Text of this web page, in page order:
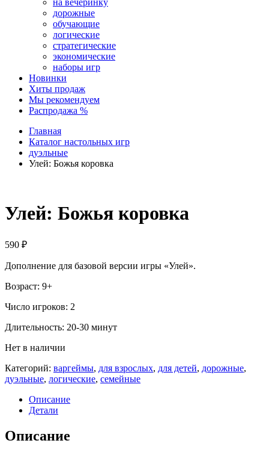
на вечеринку
дорожные
обучающие
логические
стратегические
экономические
наборы игр
Новинки
Хиты продаж
Мы рекомендуем
Распродажа %
Главная
Каталог настольных игр
дуэльные
Улей: Божья коровка
Улей: Божья коровка
590 ₽
Дополнение для базовой версии игры «Улей».
Возраст: 9+
Число игроков: 2
Длительность: 20-30 минут
Нет в наличии
Категорий: варгеймы, для взрослых, для детей, дорожные,
дуэльные, логические, семейные
Описание
Детали
Описание